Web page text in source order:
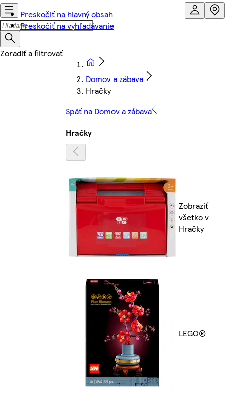
Preskočiť na hlavný obsah
Preskočiť na vyhľadávanie
Domov a zábava
Hračky
Späť na Domov a zábava
Hračky
Zobraziť
všetko v
Hračky
LEGO®